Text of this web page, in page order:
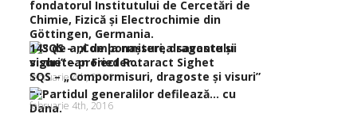
143 de ani de la naşterea savantului
sighetean Frieder...
februarie 4th, 2016
SQS – „Compormisuri, dragoste şi visuri”
–...
februarie 4th, 2016